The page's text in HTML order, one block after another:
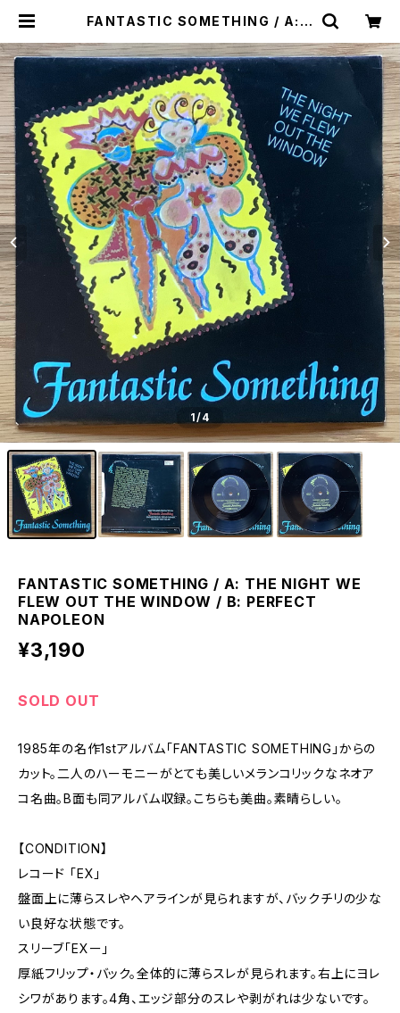
FANTASTIC SOMETHING / A: T
WINDOW / B: PERFECT NAPOL
EON | Plastic Soul Records
1/4
FANTASTIC SOMETHING / A: THE NIGHT WE
FLEW OUT THE WINDOW / B: PERFECT
NAPOLEON
¥3,190
SOLD OUT
1985年の名作1stアルバム「FANTASTIC SOMETHING」からの
カット。二人のハーモニーがとても美しいメランコリックなネオア
コ名曲。B面も同アルバム収録。こちらも美曲。素晴らしい。
【CONDITION】
レコード 「EX」
盤面上に薄らスレやヘアラインが見られますが、バックチリの少な
い良好な状態です。
スリーブ「EXー」
厚紙フリップ・バック。全体的に薄らスレが見られます。右上にヨレ
シワがあります。4角、エッジ部分のスレや剥がれは少ないです。